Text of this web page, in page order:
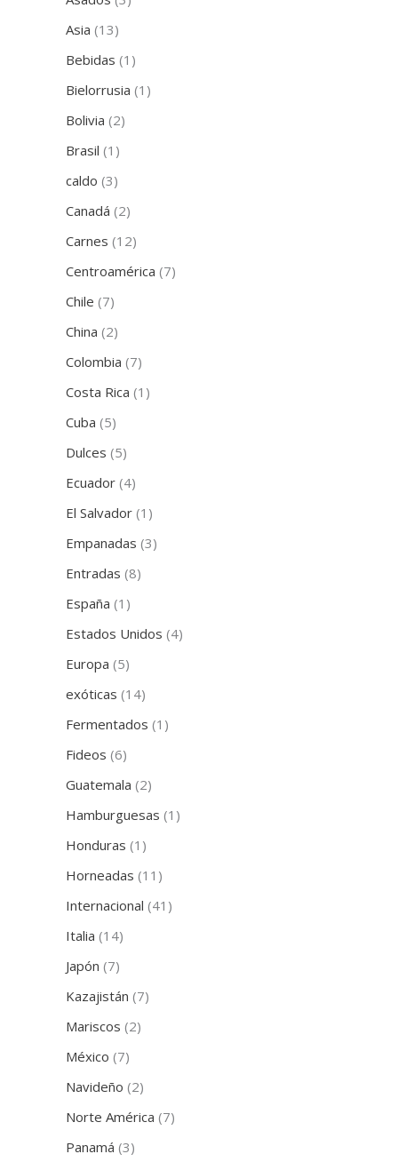
Asia (13)
Bebidas (1)
Bielorrusia (1)
Bolivia (2)
Brasil (1)
caldo (3)
Canadá (2)
Carnes (12)
Centroamérica (7)
Chile (7)
China (2)
Colombia (7)
Costa Rica (1)
Cuba (5)
Dulces (5)
Ecuador (4)
El Salvador (1)
Empanadas (3)
Entradas (8)
España (1)
Estados Unidos (4)
Europa (5)
exóticas (14)
Fermentados (1)
Fideos (6)
Guatemala (2)
Hamburguesas (1)
Honduras (1)
Horneadas (11)
Internacional (41)
Italia (14)
Japón (7)
Kazajistán (7)
Mariscos (2)
México (7)
Navideño (2)
Norte América (7)
Panamá (3)